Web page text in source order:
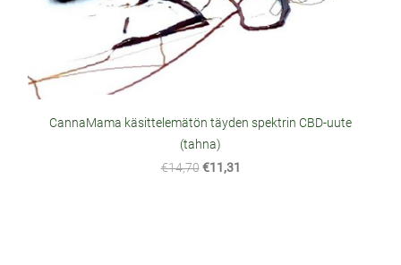
CannaMama käsittelemätön täyden spektrin CBD-uute
(tahna)
€14,70 €11,31